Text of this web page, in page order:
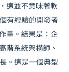
這並不意味著軟
有經驗的開發者
量。結果是：企
階系統架構師、
。這是一個典型